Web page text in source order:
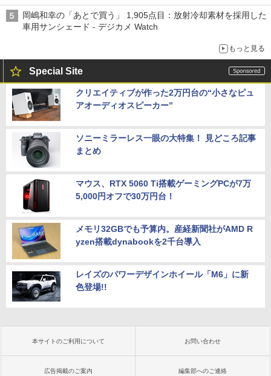
る「Filmator」
岡嶋和幸の「あとで買う」 1,905点目：放射冷却素材を採用した
車用サンシェード - デジカメ Watch
もっと見る
Special Site
クリエイティブが作った2万円台の“小さなピュ
アオーディオスピーカー”
ソニーミラーレス一眼の大特集！ 見どころ記事
まとめ
マウス、RTX 5060 Ti搭載ゲーミングPCが7万
5,000円オフで30万円台！
メモリ32GBでも予算内。産経新聞社がAMD R
yzen搭載dynabookを2千台導入
レイズのパワーデザインホイール「M6」に新
色登場!!
本サイトのご利用について お問い合わせ
広告掲載のご案内 編集部へのご連絡